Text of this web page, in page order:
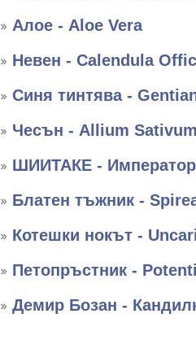
Алое - Aloe Vera
Невен - Calendula
Синя тинтява -
Чесън - Allium Sativum
ШИИТАКЕ -
Блатен тъжник -
Котешки нокът -
Петопръстник -
Демир Бозан -